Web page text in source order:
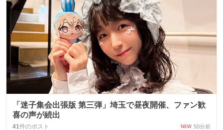
「迷子集会出張版 第三弾」埼玉で昼夜開催、ファン歓
喜の声が続出
41件のポスト NEW 50分前